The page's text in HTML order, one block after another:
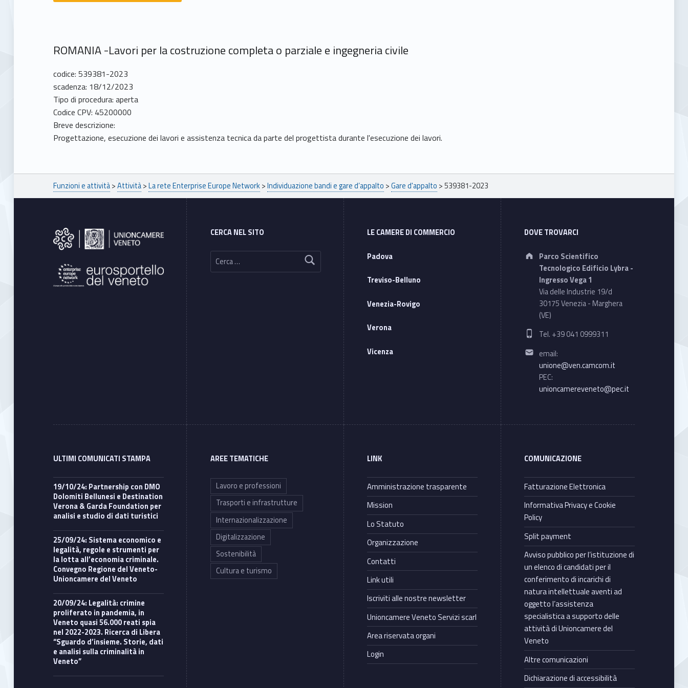
ROMANIA -Lavori per la costruzione completa o parziale e ingegneria civile
codice: 539381-2023
scadenza: 18/12/2023
Tipo di procedura: aperta
Codice CPV: 45200000
Breve descrizione:
Progettazione, esecuzione dei lavori e assistenza tecnica da parte del progettista durante l'esecuzione dei lavori.
Breadcrumbs navigation
Funzioni e attività>Attività>La rete Enterprise Europe Network>Individuazione bandi e gare d’appalto >Gare d'appalto >539381-2023
Footer sidebar
CERCA NEL SITO
Ricerca per:
LE CAMERE DI COMMERCIO
Padova
Treviso-Belluno
Venezia-Rovigo
Verona
Vicenza
DOVE TROVARCI
Address:
Parco Scientifico
Tecnologico Edificio Lybra -
Ingresso Vega 1
Via delle Industrie 19/d
30175 Venezia - Marghera
(VE)
Phone number:
Tel. +39 041 0999311
Email address:
email:
unione@ven.camcom.it
PEC:
unioncamereveneto@pec.it
ULTIMI COMUNICATI STAMPA
19/10/24: Partnership con DMO
Dolomiti Bellunesi e Destination
Verona & Garda Foundation per
analisi e studio di dati turistici
25/09/24: Sistema economico e
legalità, regole e strumenti per
la lotta all’economia criminale.
Convegno Regione del Veneto-
Unioncamere del Veneto
20/09/24: Legalità: crimine
proliferato in pandemia, in
Veneto quasi 56.000 reati spia
nel 2022-2023. Ricerca di Libera
“Sguardo d’insieme. Storie, dati
e analisi sulla criminalità in
Veneto”
AREE TEMATICHE
Lavoro e professioni
Trasporti e infrastrutture
Internazionalizzazione
Digitalizzazione
Sostenibilità
Cultura e turismo
LINK
Amministrazione trasparente
Mission
Lo Statuto
Organizzazione
Contatti
Link utili
Iscriviti alle nostre newsletter
Unioncamere Veneto Servizi scarl
Area riservata organi
Login
COMUNICAZIONE
Fatturazione Elettronica
Informativa Privacy e Cookie
Policy
Split payment
Avviso pubblico per l’istituzione di
un elenco di candidati per il
conferimento di incarichi di
natura intellettuale aventi ad
oggetto l’assistenza
specialistica a supporto delle
attività di Unioncamere del
Veneto
Altre comunicazioni
Dichiarazione di accessibilità